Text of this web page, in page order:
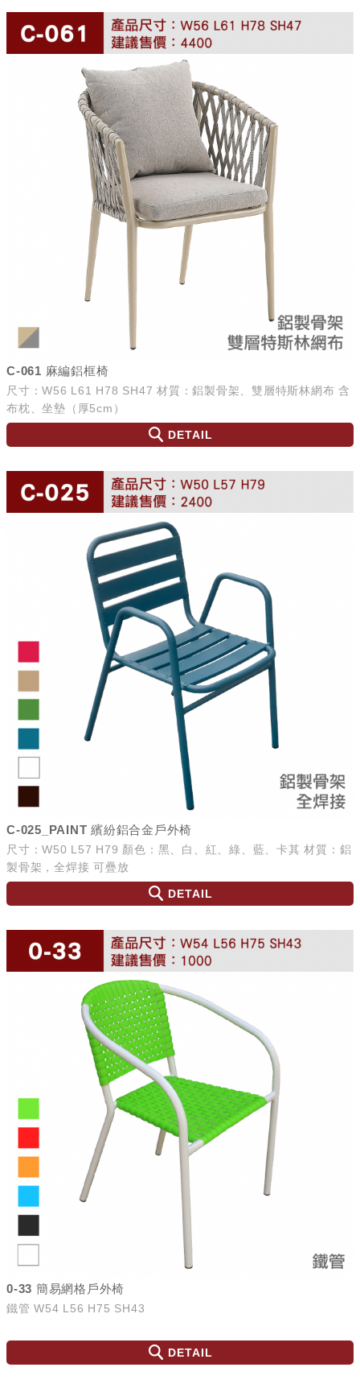
C-061 麻編鋁框椅
尺寸：W56 L61 H78 SH47 材質：鋁製骨架、雙層特斯林網布 含
布枕、坐墊（厚5cm）
DETAIL
C-025_PAINT 繽紛鋁合金戶外椅
尺寸：W50 L57 H79 顏色：黑、白、紅、綠、藍、卡其 材質：鋁
製骨架，全焊接 可疊放
DETAIL
0-33 簡易網格戶外椅
鐵管 W54 L56 H75 SH43
DETAIL